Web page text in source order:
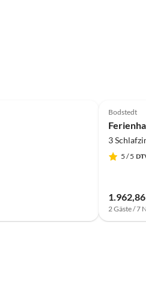
Bodstedt
3
5 / 5
2 Gäste / 7